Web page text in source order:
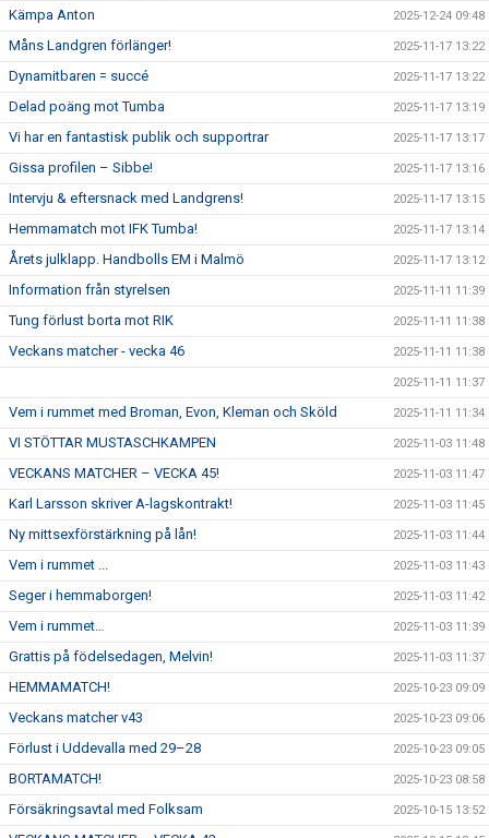
Kämpa Anton 2025-12-24 09:48
Måns Landgren förlänger! 2025-11-17 13:22
Dynamitbaren = succé 2025-11-17 13:22
Delad poäng mot Tumba 2025-11-17 13:19
Vi har en fantastisk publik och supportrar 2025-11-17 13:17
Gissa profilen – Sibbe! 2025-11-17 13:16
Intervju & eftersnack med Landgrens! 2025-11-17 13:15
Hemmamatch mot IFK Tumba! 2025-11-17 13:14
Årets julklapp. Handbolls EM i Malmö 2025-11-17 13:12
Information från styrelsen 2025-11-11 11:39
Tung förlust borta mot RIK 2025-11-11 11:38
Veckans matcher - vecka 46 2025-11-11 11:38
2025-11-11 11:37
Vem i rummet med Broman, Evon, Kleman och Sköld 2025-11-11 11:34
VI STÖTTAR MUSTASCHKAMPEN 2025-11-03 11:48
VECKANS MATCHER – VECKA 45! 2025-11-03 11:47
Karl Larsson skriver A-lagskontrakt! 2025-11-03 11:45
Ny mittsexförstärkning på lån! 2025-11-03 11:44
Vem i rummet ... 2025-11-03 11:43
Seger i hemmaborgen! 2025-11-03 11:42
Vem i rummet… 2025-11-03 11:39
Grattis på födelsedagen, Melvin! 2025-11-03 11:37
HEMMAMATCH! 2025-10-23 09:09
Veckans matcher v43 2025-10-23 09:06
Förlust i Uddevalla med 29–28 2025-10-23 09:05
BORTAMATCH! 2025-10-23 08:58
Försäkringsavtal med Folksam 2025-10-15 13:52